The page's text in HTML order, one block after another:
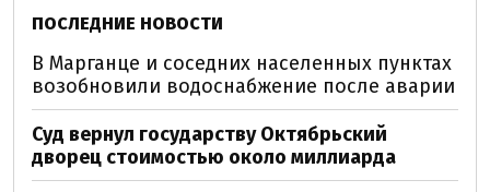
ПОСЛЕДНИЕ НОВОСТИ
В Марганце и соседних населенных пунктах
возобновили водоснабжение после аварии
Суд вернул государству Октябрьский
дворец стоимостью около миллиарда